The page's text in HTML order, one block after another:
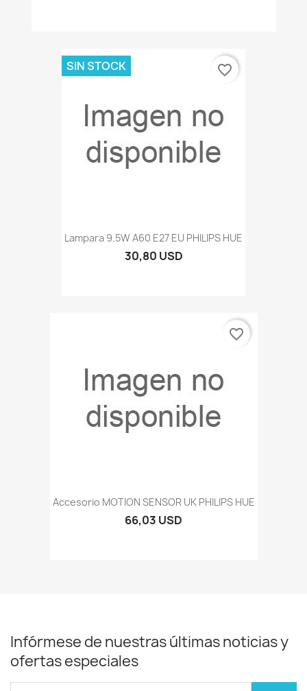
Lampara 9.5W A60 E27 EU PHILIPS HUE
30,80 USD
SIN STOCK favorite_border
Accesorio MOTION SENSOR UK PHILIPS HUE
66,03 USD
favorite_border
Infórmese de nuestras últimas noticias y
ofertas especiales